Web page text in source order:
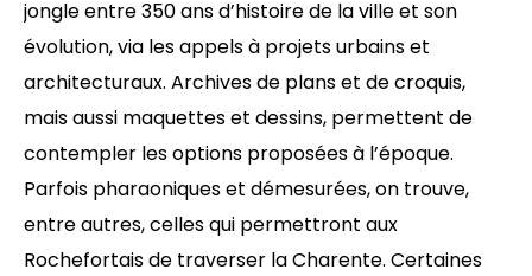
jongle entre 350 ans d’histoire de la ville et son
évolution, via les appels à projets urbains et
architecturaux. Archives de plans et de croquis,
mais aussi maquettes et dessins, permettent de
contempler les options proposées à l’époque.
Parfois pharaoniques et démesurées, on trouve,
entre autres, celles qui permettront aux
Rochefortais de traverser la Charente. Certaines